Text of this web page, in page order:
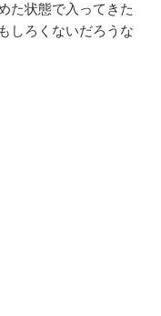
た状態で入ってきた
しろくないだろうな